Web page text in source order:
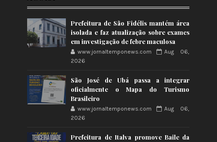
Prefeitura de São Fidélis mantém área
isolada e faz atualização sobre exames
em investigação de febre maculosa
www.jornaltemponews.com
Aug 06,
2026
São José de Ubá passa a integrar
oficialmente o Mapa do Turismo
Brasileiro
www.jornaltemponews.com
Aug 06,
2026
Prefeitura de Italva promove Baile da